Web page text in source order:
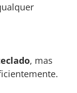
, mas